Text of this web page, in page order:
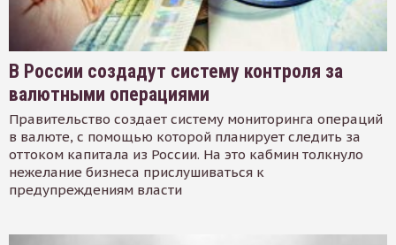
В России создадут систему контроля за
валютными операциями
Правительство создает систему мониторинга операций
в валюте, с помощью которой планирует следить за
оттоком капитала из России. На это кабмин толкнуло
нежелание бизнеса прислушиваться к
предупреждениям власти